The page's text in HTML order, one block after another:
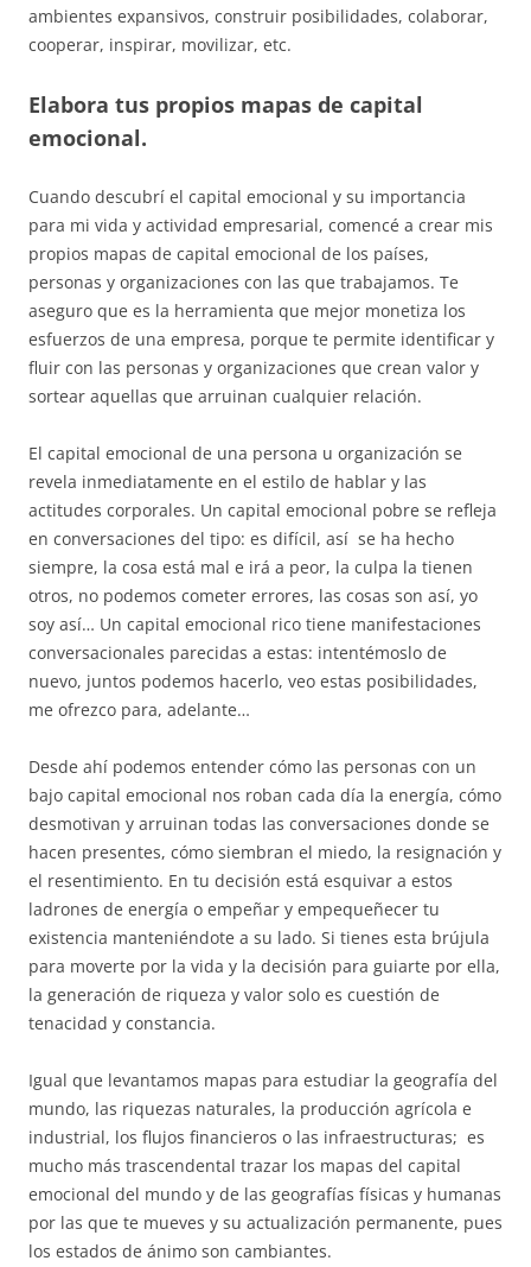
ambientes expansivos, construir posibilidades, colaborar,
cooperar, inspirar, movilizar, etc.
Elabora tus propios mapas de capital
emocional.
Cuando descubrí el capital emocional y su importancia
para mi vida y actividad empresarial, comencé a crear mis
propios mapas de capital emocional de los países,
personas y organizaciones con las que trabajamos. Te
aseguro que es la herramienta que mejor monetiza los
esfuerzos de una empresa, porque te permite identificar y
fluir con las personas y organizaciones que crean valor y
sortear aquellas que arruinan cualquier relación.
El capital emocional de una persona u organización se
revela inmediatamente en el estilo de hablar y las
actitudes corporales. Un capital emocional pobre se refleja
en conversaciones del tipo: es difícil, así se ha hecho
siempre, la cosa está mal e irá a peor, la culpa la tienen
otros, no podemos cometer errores, las cosas son así, yo
soy así… Un capital emocional rico tiene manifestaciones
conversacionales parecidas a estas: intentémoslo de
nuevo, juntos podemos hacerlo, veo estas posibilidades,
me ofrezco para, adelante…
Desde ahí podemos entender cómo las personas con un
bajo capital emocional nos roban cada día la energía, cómo
desmotivan y arruinan todas las conversaciones donde se
hacen presentes, cómo siembran el miedo, la resignación y
el resentimiento. En tu decisión está esquivar a estos
ladrones de energía o empeñar y empequeñecer tu
existencia manteniéndote a su lado. Si tienes esta brújula
para moverte por la vida y la decisión para guiarte por ella,
la generación de riqueza y valor solo es cuestión de
tenacidad y constancia.
Igual que levantamos mapas para estudiar la geografía del
mundo, las riquezas naturales, la producción agrícola e
industrial, los flujos financieros o las infraestructuras; es
mucho más trascendental trazar los mapas del capital
emocional del mundo y de las geografías físicas y humanas
por las que te mueves y su actualización permanente, pues
los estados de ánimo son cambiantes.